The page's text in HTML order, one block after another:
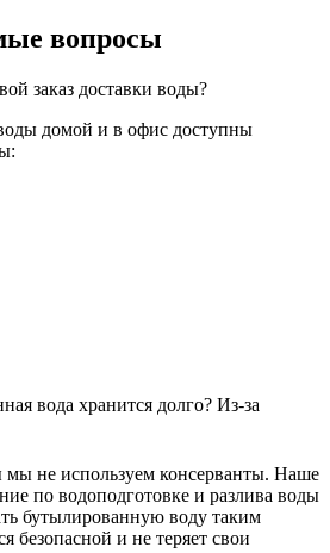
вопросы
заказ доставки воды?
домой и в офис доступны
вода хранится долго? Из-за
мы не используем консерванты. Наше
по водоподготовке и разлива воды
бутылированную воду таким
безопасной и не теряет свои